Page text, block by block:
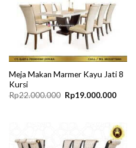
Meja Makan Marmer Kayu Jati 8
Kursi
Rp22.000.000 Original
price
Rp19.000.000